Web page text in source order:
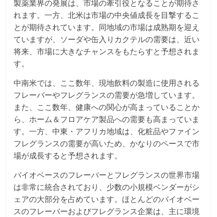
製薬業界の発展は、市場の牽引役となることが期待さ
れます。一方、北米は市場の中央値成長を目撃するこ
とが期待されています。同地域の市場は成熟期を迎え
ていますが、ソーダや缶入りカクテルの需要は、近い
将来、市場に大きなチャンスをもたらすと予想されま
す。
中南米では、ここ数年、現地飲料の製造に使用される
フレーバーやフレグランスの需要が急増しています。
また、ここ数年、健康への関心が高まっていることか
ら、ホーム＆フロアケア製品への需要も高まっていま
す。一方、中東・アフリカ地域は、化粧品やファイン
フレグランスの需要が高いため、かなりのペースで市
場が成長すると予想されます。
バイオベースのフレーバーとフレグランスの世界市場
は非常に統合されており、少数の小規模ベンダーがシ
ェアの大部分を占めています。ほとんどのバイオベー
スのフレーバーおよびフレグランス企業は、主に環境